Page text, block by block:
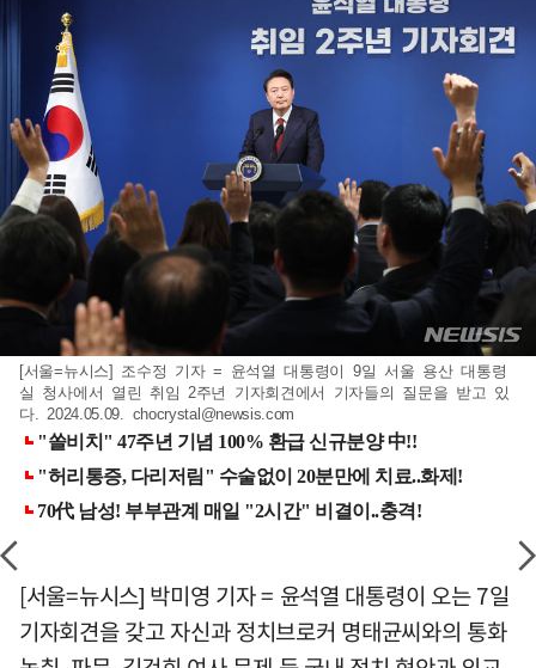
[서울=뉴시스] 조수정 기자 = 윤석열 대통령이 9일 서울 용산 대통령
실 청사에서 열린 취임 2주년 기자회견에서 기자들의 질문을 받고 있
다. 2024.05.09. chocrystal@newsis.com
[서울=뉴시스] 박미영 기자 = 윤석열 대통령이 오는 7일
기자회견을 갖고 자신과 정치브로커 명태균씨와의 통화